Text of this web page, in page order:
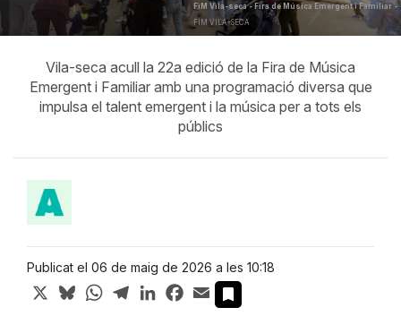
FiM Vila-seca - Fira de Música Emergent i Familiar -
FIM VILA-SECA
Vila-seca acull la 22a edició de la Fira de Música
Emergent i Familiar amb una programació diversa que
impulsa el talent emergent i la música per a tots els
públics
Publicat el 06 de maig de 2026 a les 10:18
X BlueskyWhatsApp
TelegramLinkedInFacebook
Email